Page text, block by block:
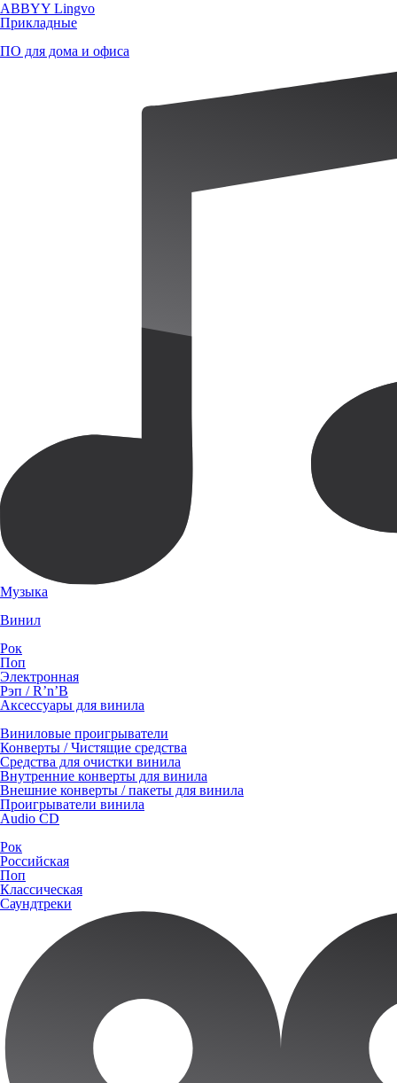
ABBYY Lingvo
Прикладные
ПО для дома и офиса
Музыка
Винил
Рок
Поп
Электронная
Рэп / R’n’B
Аксессуары для винила
Виниловые проигрыватели
Конверты / Чистящие средства
Средства для очистки винила
Внутренние конверты для винила
Внешние конверты / пакеты для винила
Проигрыватели винила
Audio CD
Рок
Российская
Поп
Классическая
Саундтреки